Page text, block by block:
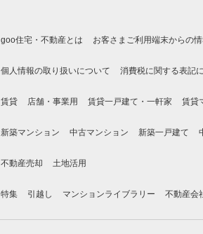
goo住宅・不動産とは お客さまご利用端末からの
個人情報の取り扱いについて 消費税に関する表記
賃貸 店舗・事業用 賃貸一戸建て・一軒家 賃貸
新築マンション 中古マンション 新築一戸建て
不動産売却 土地活用
特集 引越し マンションライブラリー 不動産会